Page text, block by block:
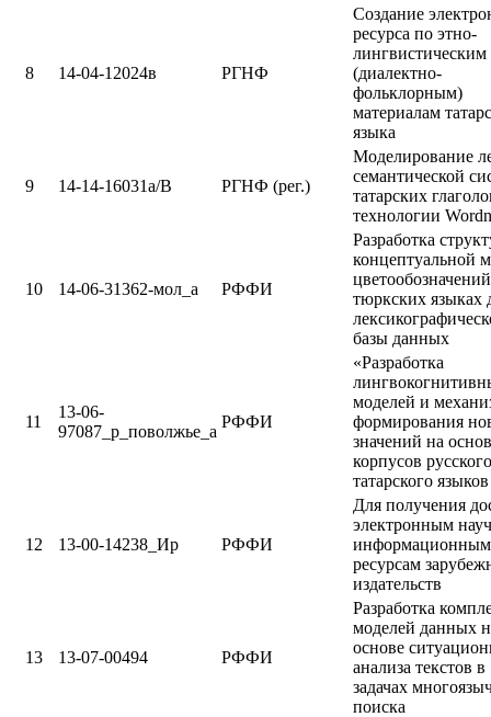
8 14-04-12024в РГНФ
Создание
ресурса по этно-
лингвистическим
(диалектно-
фольклорным)
материалам
языка
9 14-14-16031а/В РГНФ (рег.)
Моделирование
семантической
татарских
технологии
10 14-06-31362-мол_а РФФИ
Разработка
концептуальной
тюркских языках
базы данных
11
13-06-
97087_р_поволжье_а
РФФИ
«Разработка
моделей и
формирования
значений на
корпусов
татарского языков
12 13-00-14238_Ир РФФИ
Для получения
электронным
информационным
ресурсам
издательств
13 13-07-00494 РФФИ
Разработка
моделей данных
основе
анализа текстов в
задачах
поиска